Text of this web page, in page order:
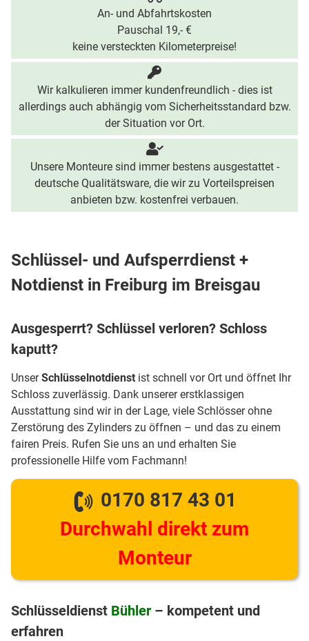
An- und Abfahrtskosten
Pauschal 19,- €
keine versteckten Kilometerpreise!
Wir kalkulieren immer kundenfreundlich - dies ist
allerdings auch abhängig vom Sicherheitsstandard bzw.
der Situation vor Ort.
Unsere Monteure sind immer bestens ausgestattet -
deutsche Qualitätsware, die wir zu Vorteilspreisen
anbieten bzw. kostenfrei verbauen.
Schlüssel- und Aufsperrdienst +
Notdienst in Freiburg im Breisgau
Ausgesperrt? Schlüssel verloren? Schloss
kaputt?
UnserSchlüsselnotdienst ist schnell vor Ort und öffnet Ihr
Schloss zuverlässig. Dank unserer erstklassigen
Ausstattung sind wir in der Lage, viele Schlösser ohne
Zerstörung des Zylinders zu öffnen – und das zu einem
fairen Preis. Rufen Sie uns an und erhalten Sie
professionelle Hilfe vom Fachmann!
0170 817 43 01
Durchwahl direkt zum
Monteur
Schlüsseldienst Bühler – kompetent und
erfahren